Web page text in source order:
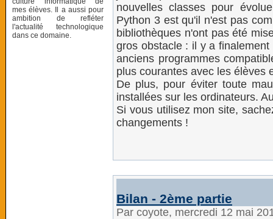
mes élèves. Il a aussi pour
ambition de refléter
l'actualité technologique
dans ce domaine.
nouvelles classes pour
Python 3 est qu'il n'est pas
bibliothèques n'ont pas été
gros obstacle : il y a
anciens programmes
plus courantes avec les élèves
De plus, pour éviter toute
installées sur les ordinateurs.
Si vous utilisez mon site,
changements !
Bilan - 2ème partie
Par coyote, mercredi 12 mai